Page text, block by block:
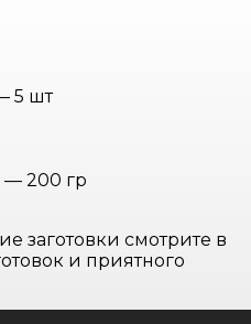
5 шт
— 200 гр
заготовки смотрите в
и приятного